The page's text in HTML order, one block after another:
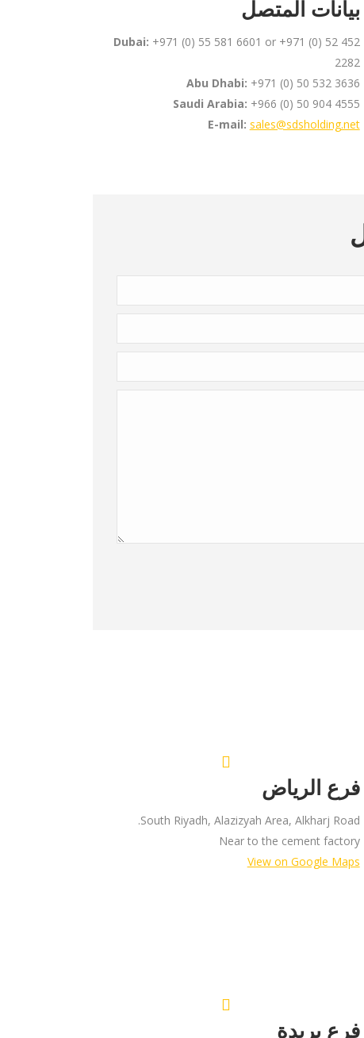
بيانات المتصل
Dubai: +971 (0) 55 581 6601 or +971 (0) 52 452
2282
Abu Dhabi: +971 (0) 50 532 3636
Saudi Arabia: +966 (0) 50 904 4555
E-mail: sales@sdsholding.net
فرع الرياض
South Riyadh, Alazizyah Area, Alkharj Road.
Near to the cement factory
View on Google Maps
فرع بريدة